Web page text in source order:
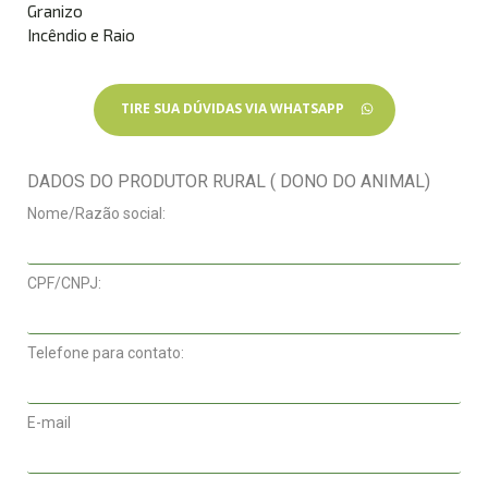
Granizo
Incêndio e Raio
TIRE SUA DÚVIDAS VIA WHATSAPP
DADOS DO PRODUTOR RURAL ( DONO DO ANIMAL)
Nome/Razão social:
CPF/CNPJ:
Telefone para contato:
E-mail